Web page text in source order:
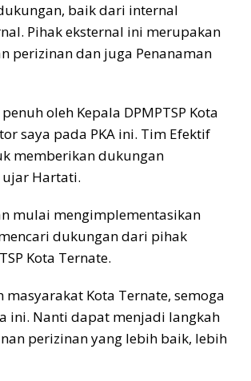
baik dari internal
Pihak eksternal ini merupakan
perizinan dan juga Penanaman
oleh Kepala DPMPTSP Kota
saya pada PKA ini. Tim Efektif
memberikan dukungan
ujar Hartati.
mulai mengimplementasikan
dukungan dari pihak
Kota Ternate.
Kota Ternate, semoga
ini. Nanti dapat menjadi langkah
perizinan yang lebih baik, lebih